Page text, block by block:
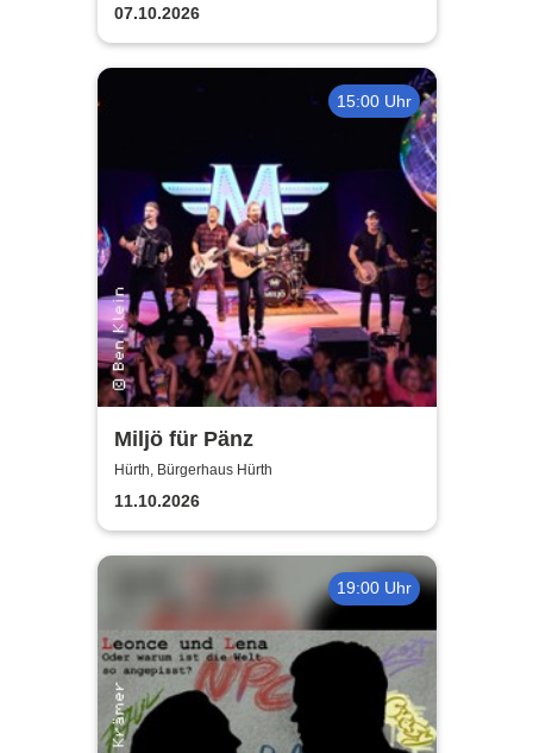
Nimz
07.10.2026
15:00 Uhr
Miljö für Pänz
Hürth, Bürgerhaus Hürth
11.10.2026
19:00 Uhr